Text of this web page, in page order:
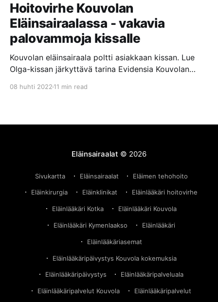
Hoitovirhe Kouvolan
Eläinsairaalassa - vakavia
palovammoja kissalle
Kouvolan eläinsairaala poltti asiakkaan kissan. Lue
Olga-kissan järkyttävä tarina Evidensia Kouvolan
08 huhti 2022 11 min read
Eläinsairaalat © 2026
Sivukartta Eläinsairaalat Eläimen tehohoito
Eläinkirurgia Eläinklinikat Eläinlääkäri hoitovirhe
Eläinlääkäri Kotka Eläinlääkäri Kouvola
Eläinlääkäri Kymenlaakso Eläinlääkäri
Eläinlääkäriasemat
Eläinlääkäripäivystys Kouvola kokemuksia
Eläinlääkäripäivystys Eläinlääkäripalveluala
Eläinlääkäripalvelut Kouvola Eläinlääkäripalvelut